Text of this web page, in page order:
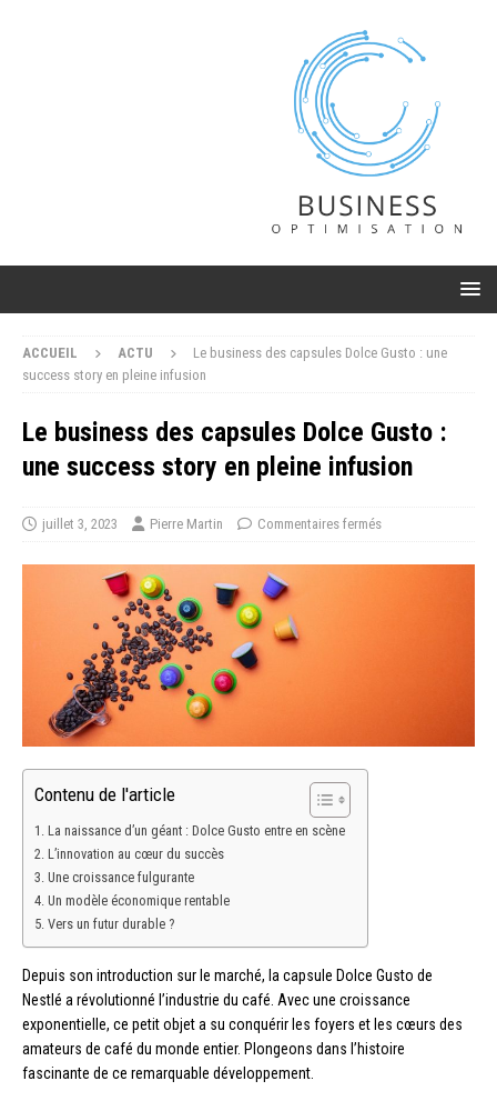
ACCUEIL ACTU
Le business des capsules Dolce Gusto : une
success story en pleine infusion
Le business des capsules Dolce Gusto :
une success story en pleine infusion
juillet 3, 2023 Pierre Martin Commentaires fermés
Contenu de l'article
La naissance d’un géant : Dolce Gusto entre en scène
L’innovation au cœur du succès
Une croissance fulgurante
Un modèle économique rentable
Vers un futur durable ?
Depuis son introduction sur le marché, la capsule Dolce Gusto de
Nestlé a révolutionné l’industrie du café. Avec une croissance
exponentielle, ce petit objet a su conquérir les foyers et les cœurs des
amateurs de café du monde entier. Plongeons dans l’histoire
fascinante de ce remarquable développement.